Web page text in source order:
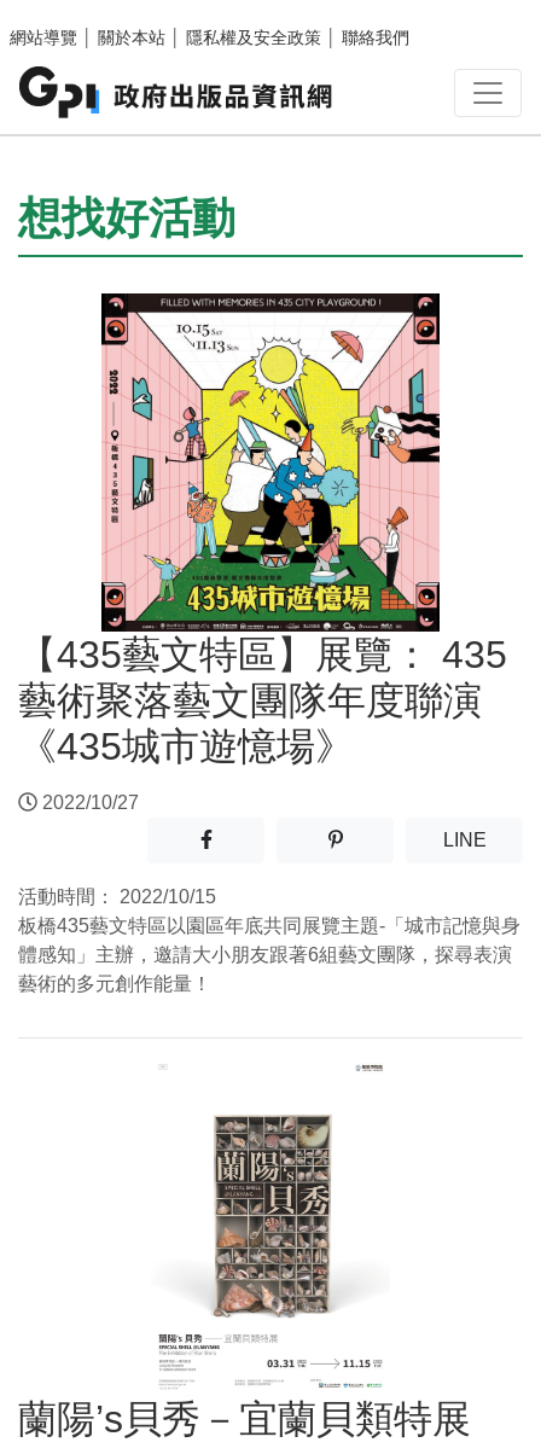
網站導覽
關於本站 隱私權及安全政策 聯絡我們
:::
想找好活動
【435藝文特區】展覽： 435
藝術聚落藝文團隊年度聯演
《435城市遊憶場》
2022/10/27
分享至facebook(另開新視窗)
分享至噗浪(另開新視窗)
LINE(另開
活動時間：
2022/10/15
板橋435藝文特區以園區年底共同展覽主題-「城市記憶與身
體感知」主辦，邀請大小朋友跟著6組藝文團隊，探尋表演
藝術的多元創作能量！
蘭陽’s貝秀－宜蘭貝類特展